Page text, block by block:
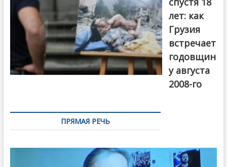
лет: как
Грузия
встречает
годовщин
у августа
2008-го
ПРЯМАЯ РЕЧЬ